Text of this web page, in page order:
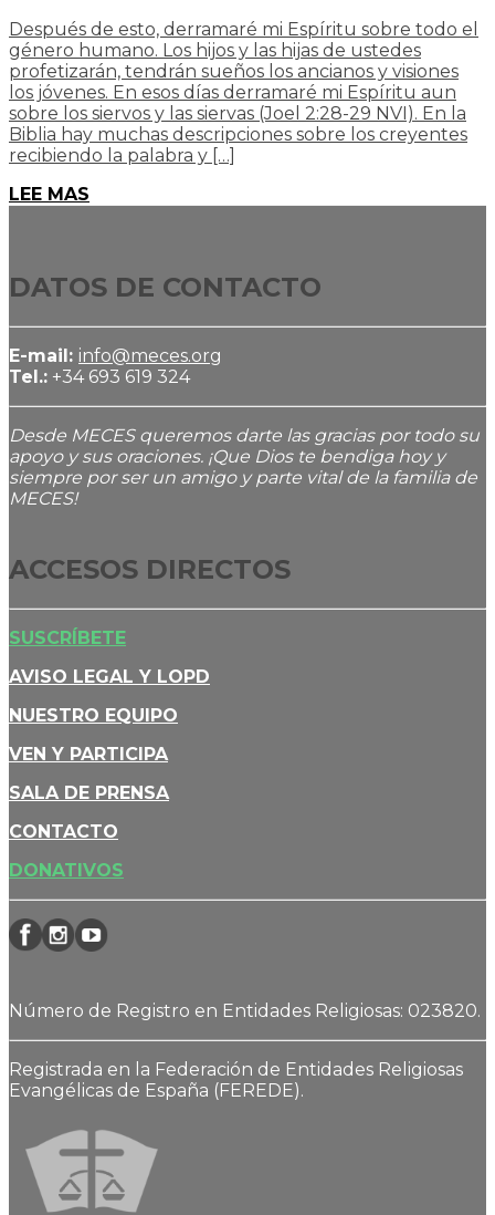
Después de esto, derramaré mi Espíritu sobre todo el
género humano. Los hijos y las hijas de ustedes
profetizarán, tendrán sueños los ancianos y visiones
los jóvenes. En esos días derramaré mi Espíritu aun
sobre los siervos y las siervas (Joel 2:28-29 NVI). En la
Biblia hay muchas descripciones sobre los creyentes
recibiendo la palabra y […]
LEE MAS
DATOS DE CONTACTO
E-mail: info@meces.org
Tel.: +34 693 619 324
Desde MECES queremos darte las gracias por todo su
apoyo y sus oraciones. ¡Que Dios te bendiga hoy y
siempre por ser un amigo y parte vital de la familia de
MECES!
ACCESOS DIRECTOS
SUSCRÍBETE
AVISO LEGAL Y LOPD
NUESTRO EQUIPO
VEN Y PARTICIPA
SALA DE PRENSA
CONTACTO
DONATIVOS
Número de Registro en Entidades Religiosas: 023820.
Registrada en la Federación de Entidades Religiosas
Evangélicas de España (FEREDE).